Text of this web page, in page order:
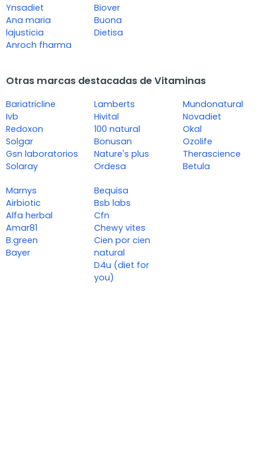
Ynsadiet
Ana maria
lajusticia
Anroch fharma
Biover
Buona
Dietisa
Otras marcas destacadas de Vitaminas
Bariatricline
Ivb
Redoxon
Solgar
Gsn laboratorios
Solaray
Lamberts
Hivital
100 natural
Bonusan
Nature's plus
Ordesa
Mundonatural
Novadiet
Okal
Ozolife
Therascience
Betula
Marnys
Airbiotic
Alfa herbal
Amar81
B.green
Bayer
Bequisa
Bsb labs
Cfn
Chewy vites
Cien por cien
natural
D4u (diet for
you)